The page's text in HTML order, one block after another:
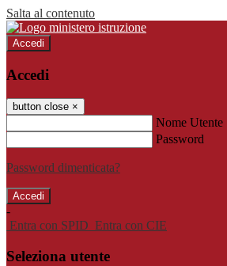
Salta al contenuto
Accedi
Accedi
button close ×
Nome Utente
Password
Password dimenticata?
-
Entra con SPID Entra con CIE
Seleziona utente